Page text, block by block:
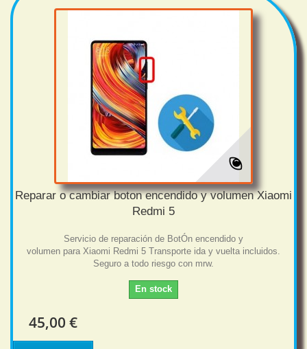
Reparar o cambiar boton encendido y volumen Xiaomi
Redmi 5
Servicio de reparación de BotÓn encendido y
volumen para Xiaomi Redmi 5 Transporte ida y vuelta incluidos.
Seguro a todo riesgo con mrw.
En stock
45,00 €